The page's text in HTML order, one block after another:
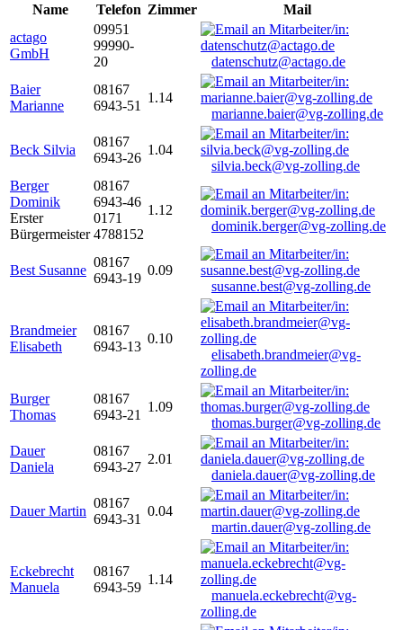
Name
Telefon Zimmer
Mail
actago
GmbH
09951
99990-
20
datenschutz@actago.de
Baier
Marianne
08167
6943-51
1.14
marianne.baier@vg-zolling.de
Beck Silvia
08167
6943-26
1.04
silvia.beck@vg-zolling.de
Berger
Dominik
Erster
Bürgermeister
08167
6943-46
0171
4788152
1.12
dominik.berger@vg-zolling.de
Best Susanne
08167
6943-19
0.09
susanne.best@vg-zolling.de
Brandmeier
Elisabeth
08167
6943-13
0.10
elisabeth.brandmeier@vg-
zolling.de
Burger
Thomas
08167
6943-21
1.09
thomas.burger@vg-zolling.de
Dauer
Daniela
08167
6943-27
2.01
daniela.dauer@vg-zolling.de
Dauer Martin
08167
6943-31
0.04
martin.dauer@vg-zolling.de
Eckebrecht
Manuela
08167
6943-59
1.14
manuela.eckebrecht@vg-
zolling.de